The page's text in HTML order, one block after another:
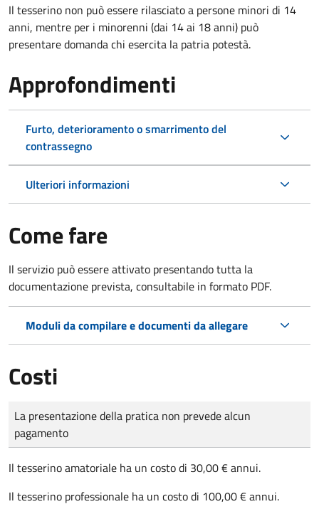
Il tesserino non può essere rilasciato a persone minori di 14
anni, mentre per i minorenni (dai 14 ai 18 anni) può
presentare domanda chi esercita la patria potestà.
Approfondimenti
Furto, deterioramento o smarrimento del
contrassegno
Ulteriori informazioni
Come fare
Il servizio può essere attivato presentando tutta la
documentazione prevista, consultabile in formato PDF.
Moduli da compilare e documenti da allegare
Costi
Tipo di pagamento
Importo
La presentazione della pratica non prevede alcun
pagamento
Il tesserino amatoriale ha un costo di 30,00 € annui.
Il tesserino professionale ha un costo di 100,00 € annui.